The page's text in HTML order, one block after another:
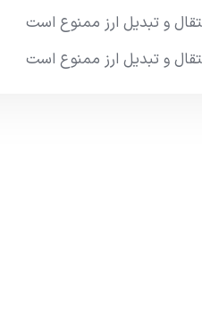
و تبدیل ارز ممنوع است
و تبدیل ارز ممنوع است